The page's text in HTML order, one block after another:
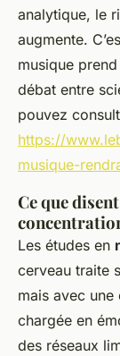
analytique, le
augmente.
musique
débat entre
pouvez
https://
musique-
Ce que
Les études en
cerveau traite
mais avec
chargée en
des réseaux